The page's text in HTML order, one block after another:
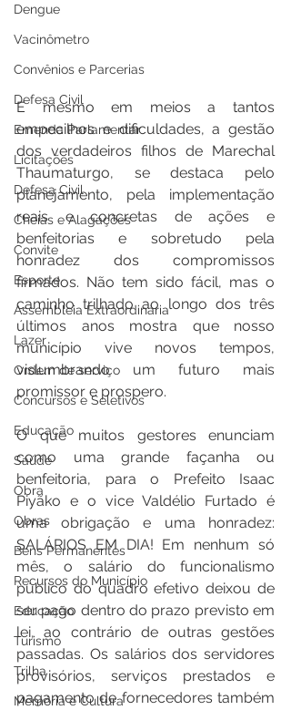
Dengue
Vacinômetro
Convênios e Parcerias
Defesa Civil
Emenda Parlamentar
Licitações
Defesa Civil
Cheias e Alagações
Convite
Esporte
Assembleia Extraordinária
Lazer
Ordem de serviço
Concursos e Seletivos
Educação
Saúde
Obra
Obras
Bens Permanentes
Recursos do Município
Educação
Turismo
Trilha
Memória e Cultura
E mesmo em meios a tantos
empecilhos e dificuldades, a gestão
dos verdadeiros filhos de Marechal
Thaumaturgo, se destaca pelo
planejamento, pela implementação
reais e concretas de ações e
benfeitorias e sobretudo pela
honradez dos compromissos
firmados. Não tem sido fácil, mas o
caminho trilhado ao longo dos três
últimos anos mostra que nosso
município vive novos tempos,
vislumbrando um futuro mais
promissor e prospero.
O que muitos gestores enunciam
como uma grande façanha ou
benfeitoria, para o Prefeito Isaac
Piyãko e o vice Valdélio Furtado é
uma obrigação e uma honradez:
SALÁRIOS EM DIA! Em nenhum só
mês, o salário do funcionalismo
público do quadro efetivo deixou de
ser pago dentro do prazo previsto em
lei, ao contrário de outras gestões
passadas. Os salários dos servidores
provisórios, serviços prestados e
pagamento de fornecedores também